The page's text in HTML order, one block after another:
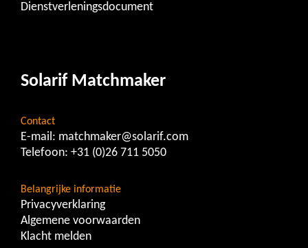
Dienstverleningsdocument
Solarif Matchmaker
Contact
E-mail: matchmaker@solarif.com
Telefoon: +31 (0)26 711 5050
Belangrijke informatie
Privacyverklaring
Algemene voorwaarden
Klacht melden